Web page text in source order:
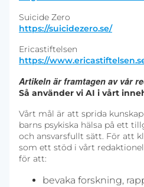
Suicide Zero
https://suicidezero.se/
Ericastiftelsen
https://
Artikeln är framtagen av vår
Så använder vi AI i vårt
Vårt mål är att sprida
barns psykiska hälsa på ett
och ansvarsfullt sätt. För att
som ett stöd i vårt
för att:
bevaka forskning,